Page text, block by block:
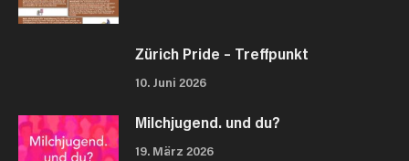
Zürich Pride – Treffpunkt
10. Juni 2026
Milchjugend. und du?
19. März 2026